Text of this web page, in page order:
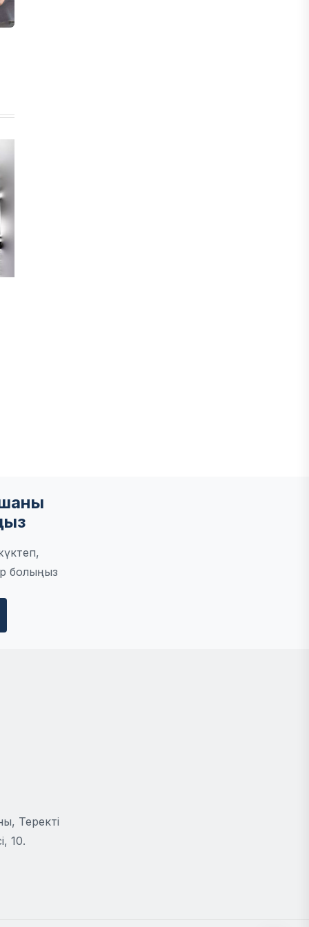
болыңыз
Теректі
10.